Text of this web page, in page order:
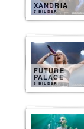
XANDRIA
7 BILDER
FUTURE
PALACE
6 BILDER